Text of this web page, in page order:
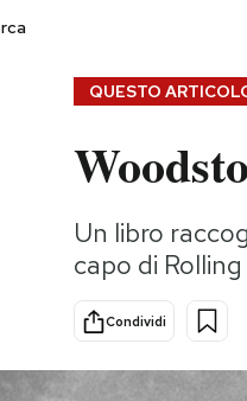
Consumismi
Storie/Idee
Ok Boomer!
Media
QUESTO
Un libro
capo di
Condividi